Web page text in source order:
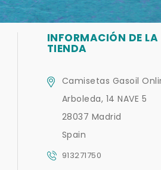
INFORMACIÓN DE LA
TIENDA
Camisetas Gasoil
Arboleda, 14 NAVE 5
28037 Madrid
Spain
913271750